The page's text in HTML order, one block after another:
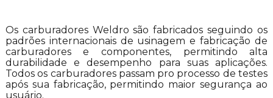
Os carburadores Weldro são fabricados seguindo os
padrões internacionais de usinagem e fabricação de
carburadores e componentes, permitindo alta
durabilidade e desempenho para suas aplicações.
Todos os carburadores passam pro processo de testes
após sua fabricação, permitindo maior segurança ao
usuário.